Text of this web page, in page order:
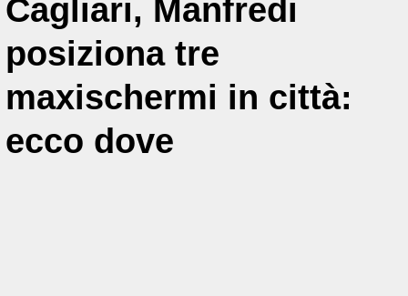
Cagliari, Manfredi
posiziona tre
maxischermi in città:
ecco dove